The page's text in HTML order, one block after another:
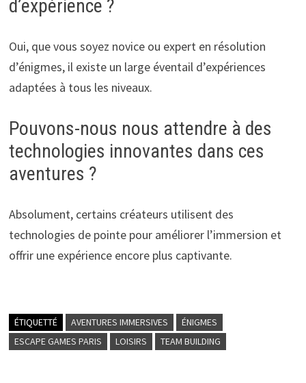
d’expérience ?
Oui, que vous soyez novice ou expert en résolution
d’énigmes, il existe un large éventail d’expériences
adaptées à tous les niveaux.
Pouvons-nous nous attendre à des
technologies innovantes dans ces
aventures ?
Absolument, certains créateurs utilisent des
technologies de pointe pour améliorer l’immersion et
offrir une expérience encore plus captivante.
ÉTIQUETTÉ AVENTURES IMMERSIVES
ÉNIGMES
ESCAPE GAMES PARIS
LOISIRS TEAM BUILDING